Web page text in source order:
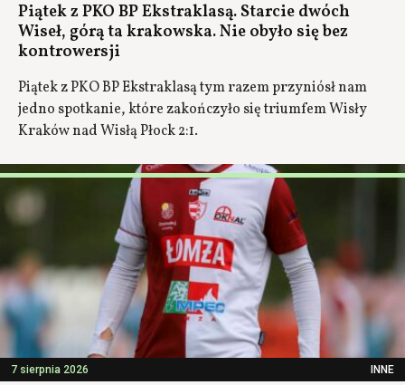
Piątek z PKO BP Ekstraklasą. Starcie dwóch
Wiseł, górą ta krakowska. Nie obyło się bez
kontrowersji
Piątek z PKO BP Ekstraklasą tym razem przyniósł nam
jedno spotkanie, które zakończyło się triumfem Wisły
Kraków nad Wisłą Płock 2:1.
7 sierpnia 2026 INNE